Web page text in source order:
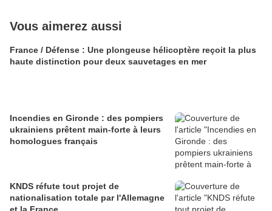
Vous aimerez aussi
France / Défense : Une plongeuse hélicoptère reçoit la plus
haute distinction pour deux sauvetages en mer
Incendies en Gironde : des pompiers
ukrainiens prêtent main-forte à leurs
homologues français
KNDS réfute tout projet de
nationalisation totale par l'Allemagne